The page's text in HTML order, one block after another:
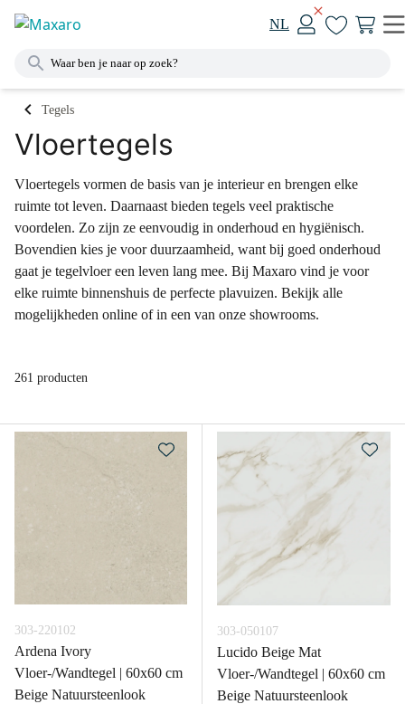
NL
Tegels
Vloertegels
Vloertegels vormen de basis van je interieur en brengen elke
ruimte tot leven. Daarnaast bieden tegels veel praktische
voordelen. Zo zijn ze eenvoudig in onderhoud en hygiënisch.
Bovendien kies je voor duurzaamheid, want bij goed onderhoud
gaat je tegelvloer een leven lang mee. Bij Maxaro vind je voor
elke ruimte binnenshuis de perfecte plavuizen. Bekijk alle
mogelijkheden online of in een van onze showrooms.
261 producten
303-220102
Ardena Ivory
Vloer-/Wandtegel | 60x60 cm
Beige Natuursteenlook
303-050107
Lucido Beige Mat
Vloer-/Wandtegel | 60x60 cm
Beige Natuursteenlook